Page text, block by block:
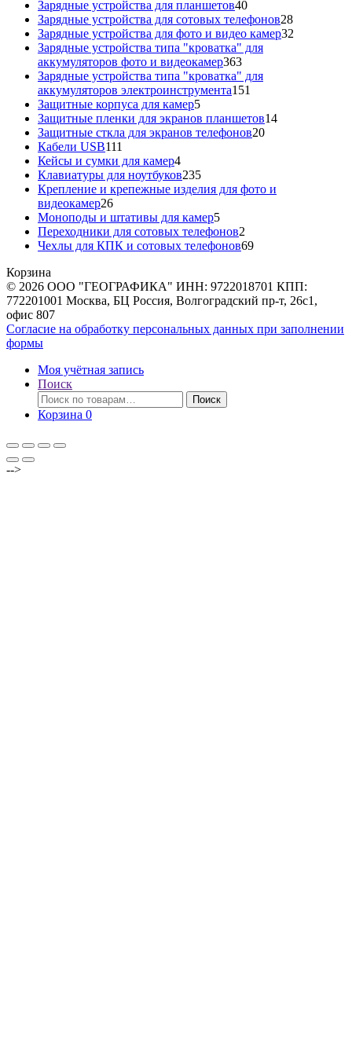
Зарядные устройства для планшетов4040
товаров
Зарядные устройства для сотовых телефонов2828
товаров
Зарядные устройства для фото и видео камер32
Зарядные устройства типа "кроватка" для
аккумуляторов фото и видеокамер363363
товара
Зарядные устройства типа "кроватка" для
аккумуляторов электроинструмента151
Защитные корпуса для камер55
товаров
Защитные пленки для экранов планшетов1414
Защитные сткла для экранов телефонов2020
Кабели USB111
товаров
Кейсы и сумки для камер44
товара
Клавиатуры для ноутбуков235235
товаров
Крепление и крепежные изделия для фото и
видеокамер2626
товаров
Моноподы и штативы для камер55
товаров
Переходники для сотовых телефонов2
товара
Чехлы для КПК и сотовых телефонов6969
Корзина
© 2026 ООО "ГЕОГРАФИКА" ИНН: 9722018701 КПП:
772201001 Москва, БЦ Россия, Волгоградский пр-т, 26с1,
офис 807
Согласие на обработку персональных данных при заполнении
формы
Моя учётная запись
Поиск
Искать:
Поиск
Корзина 0
-->